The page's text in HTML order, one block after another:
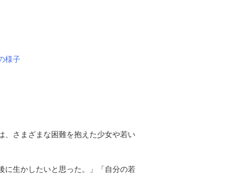
様子
、さまざまな困難を抱えた少女や若い
に生かしたいと思った。」「自分の若